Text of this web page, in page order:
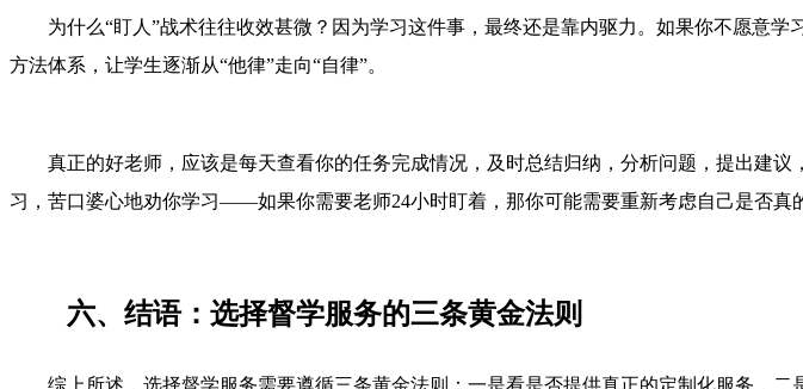
为什么“盯人”战术往往收效甚微？因为学习这件事，最终还是靠内驱力。如果你不愿意
方法体系，让学生逐渐从“他律”走向“自律”。
真正的好老师，应该是每天查看你的任务完成情况，及时总结归纳，分析问题，提出建
习，苦口婆心地劝你学习——如果你需要老师24小时盯着，那你可能需要重新考虑自己是否真
六、结语：选择督学服务的三条黄金法则
综上所述，选择督学服务需要遵循三条黄金法则：一是看是否提供真正的定制化服务，